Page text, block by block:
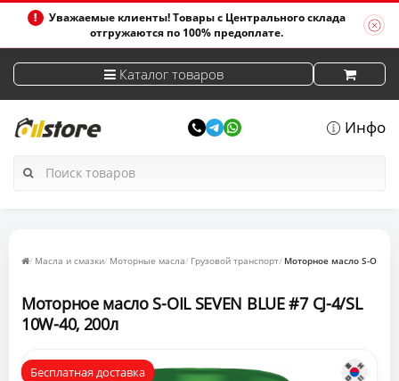
Уважаемые клиенты! Товары с Центрального склада
отгружаются по 100% предоплате.
Каталог товаров
Инфо
Масла и смазки Моторные масла Грузовой транспорт Моторное масло S-OIL
Моторное масло S-OIL SEVEN BLUE #7 CJ-4/SL
10W-40, 200л
Бесплатная доставка